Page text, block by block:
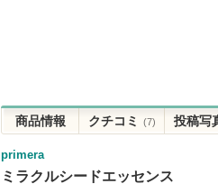
商品情報 クチコミ (7) 投稿写
primera
ミラクルシードエッセンス